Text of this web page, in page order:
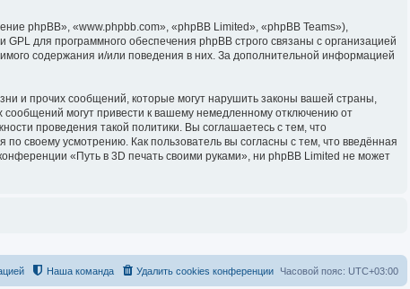
phpBB», «www.phpbb.com», «phpBB Limited», «phpBB Teams»),
GPL для программного обеспечения phpBB строго связаны с организацией
содержания и/или поведения в них. За дополнительной информацией
и прочих сообщений, которые могут нарушить законы вашей страны,
могут привести к вашему немедленному отключению от
проведения такой политики. Вы соглашаетесь с тем, что
своему усмотрению. Как пользователь вы согласны с тем, что введённая
«Путь в 3D печать своими руками», ни phpBB Limited не может
Часовой пояс: UTC+03:00
Удалить cookies конференции
Наша команда